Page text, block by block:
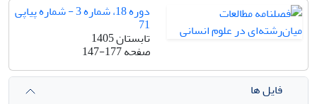
دوره 18، شماره 3 - شماره پیاپی
71
تابستان 1405
صفحه147-177
فایل ها